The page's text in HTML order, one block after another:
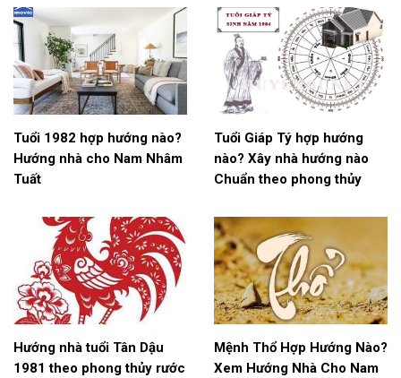
Tuổi 1982 hợp hướng nào?
Hướng nhà cho Nam Nhâm
Tuất
Tuổi Giáp Tý hợp hướng
nào? Xây nhà hướng nào
Chuẩn theo phong thủy
Hướng nhà tuổi Tân Dậu
1981 theo phong thủy rước
Mệnh Thổ Hợp Hướng Nào?
Xem Hướng Nhà Cho Nam